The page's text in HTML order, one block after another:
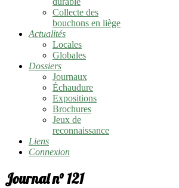
Collecte des
bouchons en liège
Actualités
Locales
Globales
Dossiers
Journaux
Échaudure
Expositions
Brochures
Jeux de
reconnaissance
Liens
Connexion
Journal n° 121